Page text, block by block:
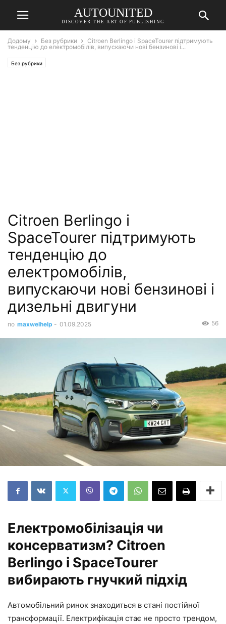
AUTOUNITED
DISCOVER THE ART OF PUBLISHING
Додому Без рубрики
Citroen Berlingo і SpaceTourer підтримують
тенденцію до електромобілів, випускаючи нові бензинові і...
Без рубрики
Citroen Berlingo і
SpaceTourer підтримують
тенденцію до
електромобілів,
випускаючи нові бензинові і
дизельні двигуни
по maxwelhelp - 01.09.2025 56
Електромобілізація чи
консерватизм? Citroen
Berlingo і SpaceTourer
вибирають гнучкий підхід
Автомобільний ринок знаходиться в стані постійної
трансформації. Електрифікація стає не просто трендом,